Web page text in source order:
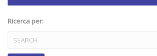
Ricerca per: